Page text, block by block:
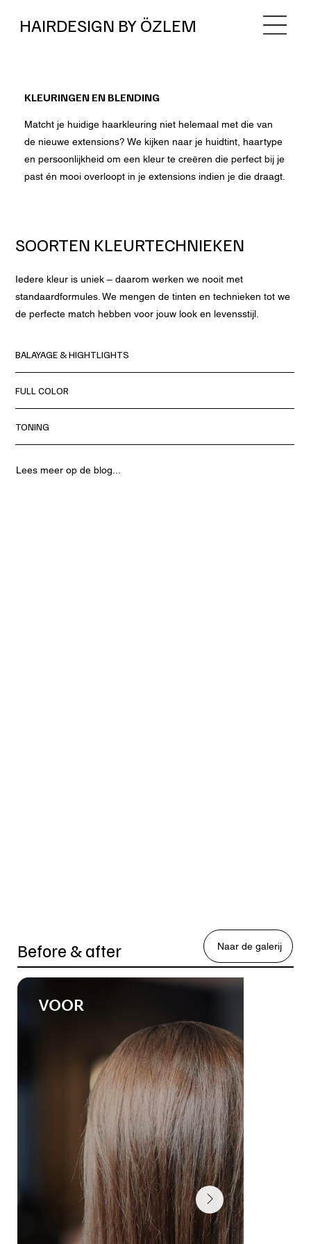
HAIRDESIGN BY ÖZLEM
KLEURINGEN EN BLENDING
Matcht je huidige haarkleuring niet helemaal met die van
de nieuwe extensions? We kijken naar je huidtint, haartype
en persoonlijkheid om een kleur te creëren die perfect bij je
past én mooi overloopt in je extensions indien je die draagt.
SOORTEN KLEURTECHNIEKEN
Iedere kleur is uniek – daarom werken we nooit met
standaardformules. We mengen de tinten en technieken tot we
de perfecte match hebben voor jouw look en levensstijl.
BALAYAGE & HIGHTLIGHTS
FULL COLOR
TONING
Lees meer op de blog...
Before & after Naar de galerij
VOOR